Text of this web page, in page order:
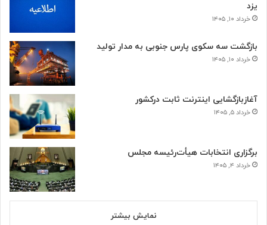
یزد
خرداد ۱۰, ۱۴۰۵
بازگشت سه سکوی پارس جنوبی به مدار تولید
خرداد ۱۰, ۱۴۰۵
آغازبازگشایی اینترنت ثابت درکشور
خرداد ۵, ۱۴۰۵
برگزاری انتخابات هیأت‌رئیسه مجلس
خرداد ۴, ۱۴۰۵
نمایش بیشتر